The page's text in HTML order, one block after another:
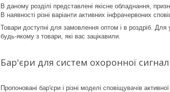
В даному розділі представлені якісне обладнання,
В наявності різні варіанти активних інфрачервоних
Товари доступні для замовлення оптом і в роздріб.
будь-якому з товари, які вас зацікавили.
Бар'єри для систем охоронної
Пропоновані бар'єри і різні моделі сповіщувачів